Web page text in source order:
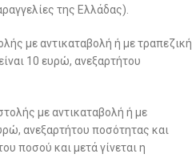
της Ελλάδας).
με αντικαταβολή ή με τραπεζική
10 ευρώ, ανεξαρτήτου
με αντικαταβολή ή με
ανεξαρτήτου ποσότητας και
ποσού και μετά γίνεται η